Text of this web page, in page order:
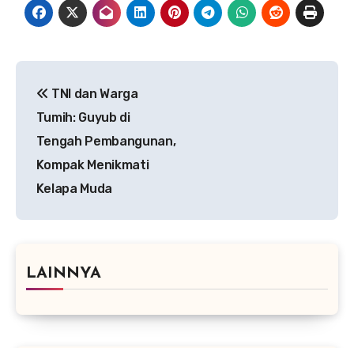
pos
TNI dan Warga
Tumih: Guyub di
Tengah Pembangunan,
Kompak Menikmati
Kelapa Muda
LAINNYA